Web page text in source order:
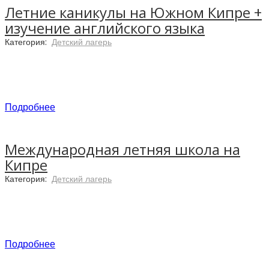
Летние каникулы на Южном Кипре +
изучение английского языка
Категория: Детский лагерь
Подробнее
Международная летняя школа на
Кипре
Категория: Детский лагерь
Подробнее